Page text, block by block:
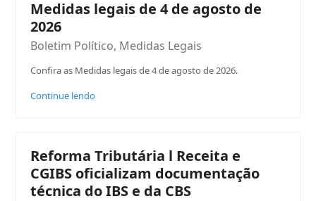
Medidas legais de 4 de agosto de
2026
Boletim Político, Medidas Legais
Confira as Medidas legais de 4 de agosto de 2026.
Continue lendo
Reforma Tributária l Receita e
CGIBS oficializam documentação
técnica do IBS e da CBS